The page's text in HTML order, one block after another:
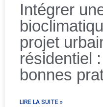
Intégrer
projet
résidentiel
bonnes
LIRE LA SUITE »